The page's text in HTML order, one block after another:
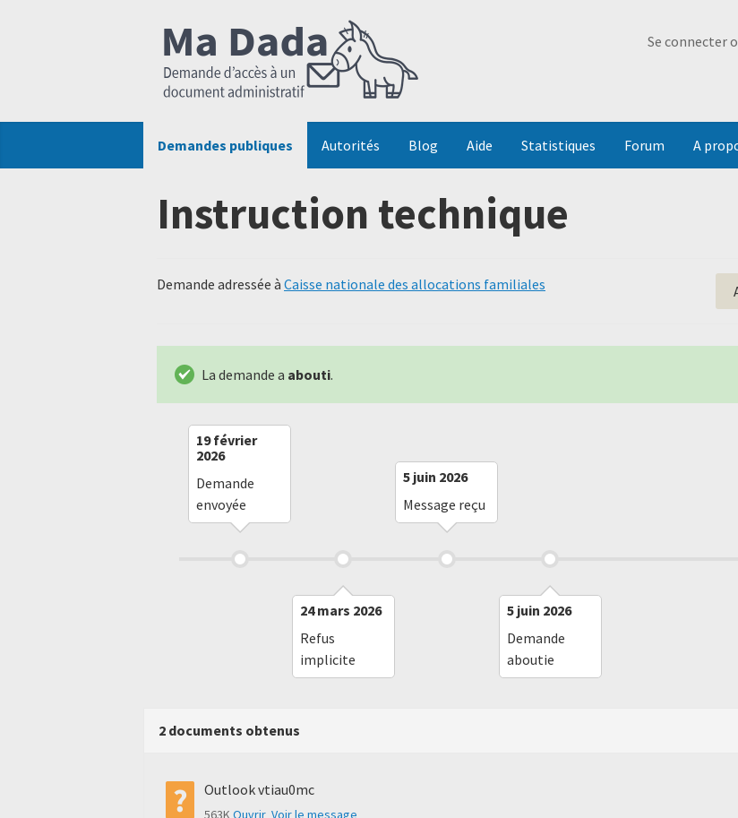
Se connecter
Demandes publiques Autorités Blog Aide Statistiques Forum A
Instruction technique
Demande adressée à Caisse nationale des allocations familiales
La demande a abouti.
19 février
2026
Demande
envoyée
24 mars 2026
Refus
implicite
5 juin 2026
Message reçu
5 juin 2026
Demande
aboutie
2 documents obtenus
Outlook vtiau0mc
563KOuvrir Voir le message